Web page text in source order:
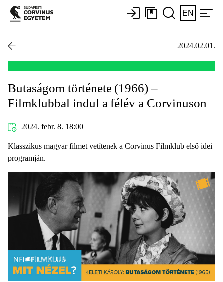
EN
2024.02.01.
Butaságom története (1966) –
Filmklubbal indul a félév a Corvinuson
2024. febr. 8. 18:00
Klasszikus magyar filmet vetítenek a Corvinus Filmklub első idei
programján.